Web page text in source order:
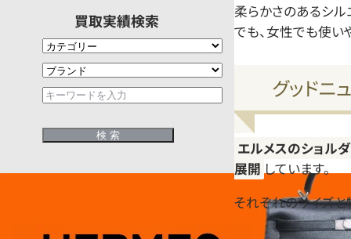
買取実績検索
柔らかさのあるシル
でも、女性でも使い
グッドニ
エルメスのショルダ
展開 しています。
それぞれのサイズ